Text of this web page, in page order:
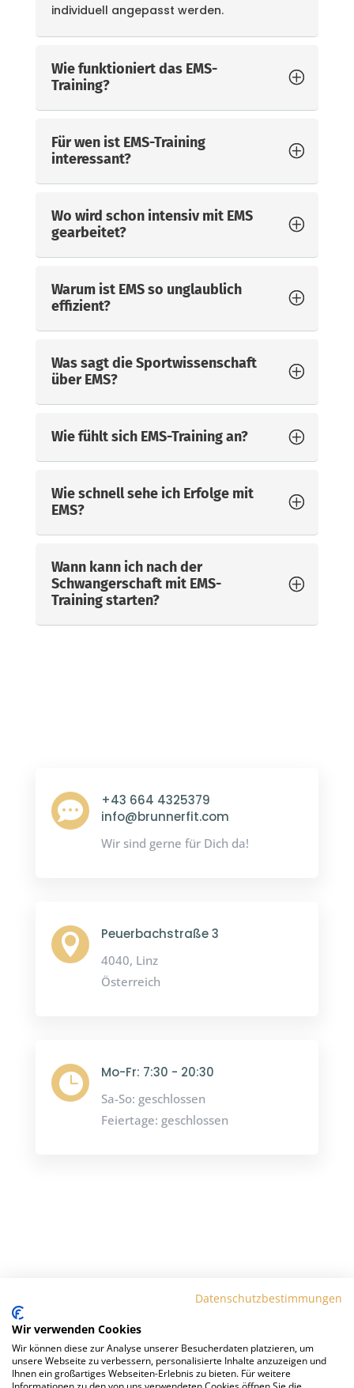
individuell angepasst werden.
Wie funktioniert das EMS-
Training?
Für wen ist EMS-Training
interessant?
Wo wird schon intensiv mit EMS
gearbeitet?
Warum ist EMS so unglaublich
effizient?
Was sagt die Sportwissenschaft
über EMS?
Wie fühlt sich EMS-Training an?
Wie schnell sehe ich Erfolge mit
EMS?
Wann kann ich nach der
Schwangerschaft mit EMS-
Training starten?

+43 664 4325379
info@brunnerfit.com
Wir sind gerne für Dich da!
 Peuerbachstraße 3
4040, Linz
Österreich
 Mo-Fr: 7:30 - 20:30
Sa-So: geschlossen
Feiertage: geschlossen
Folgen
Datenschutzbestimmungen
Wir verwenden Cookies
Wir können diese zur Analyse unserer Besucherdaten platzieren, um
unsere Webseite zu verbessern, personalisierte Inhalte anzuzeigen und
Ihnen ein großartiges Webseiten-Erlebnis zu bieten. Für weitere